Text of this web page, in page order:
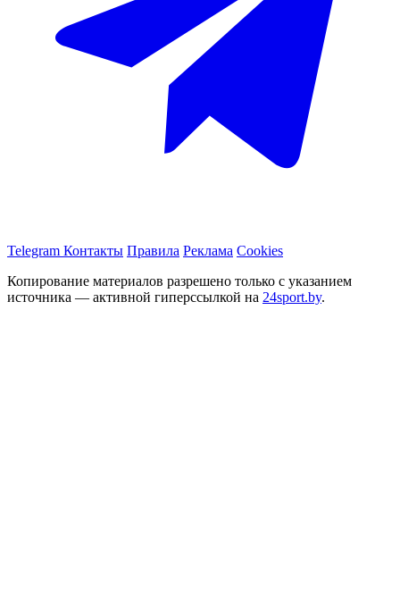
Telegram Контакты Правила Реклама Cookies
Копирование материалов разрешено только с указанием
источника — активной гиперссылкой на 24sport.by.